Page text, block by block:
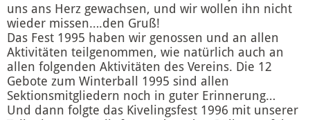
uns ans Herz gewachsen, und wir wollen ihn nicht
wieder missen….den Gruß!
Das Fest 1995 haben wir genossen und an allen
Aktivitäten teilgenommen, wie natürlich auch an
allen folgenden Aktivitäten des Vereins. Die 12
Gebote zum Winterball 1995 sind allen
Sektionsmitgliedern noch in guter Erinnerung…
Und dann folgte das Kivelingsfest 1996 mit unserer